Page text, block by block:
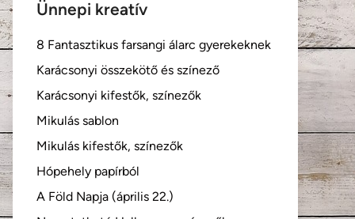
Ünnepi kreatív
8 Fantasztikus farsangi álarc gyerekeknek
Karácsonyi összekötő és színező
Karácsonyi kifestők, színezők
Mikulás sablon
Mikulás kifestők, színezők
Hópehely papírból
A Föld Napja (április 22.)